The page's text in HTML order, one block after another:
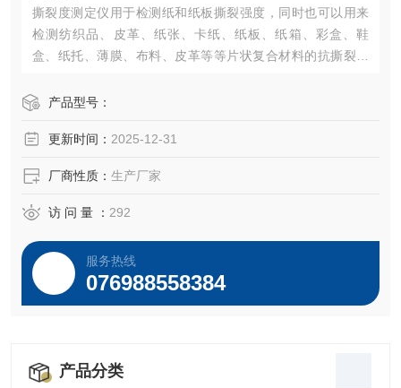
撕裂度测定仪用于检测纸和纸板撕裂强度，同时也可以用来
检测纺织品、皮革、纸张、卡纸、纸板、纸箱、彩盒、鞋
盒、纸托、薄膜、布料、皮革等等片状复合材料的抗撕裂能
产品型号：
更新时间： 2025-12-31
厂商性质： 生产厂家
访 问 量 ： 292
服务热线
076988558384
产品分类